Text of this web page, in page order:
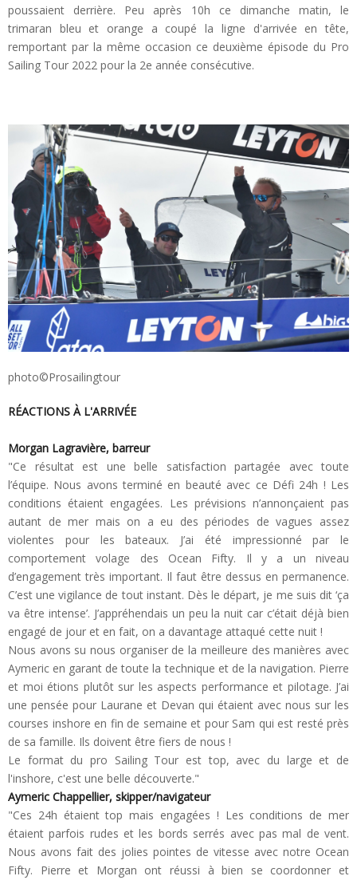
poussaient derrière. Peu après 10h ce dimanche matin, le
trimaran bleu et orange a coupé la ligne d'arrivée en tête,
remportant par la même occasion ce deuxième épisode du Pro
Sailing Tour 2022 pour la 2e année consécutive.
photo©Prosailingtour
RÉACTIONS À L'ARRIVÉE
Morgan Lagravière, barreur
"Ce résultat est une belle satisfaction partagée avec toute
l’équipe. Nous avons terminé en beauté avec ce Défi 24h ! Les
conditions étaient engagées. Les prévisions n’annonçaient pas
autant de mer mais on a eu des périodes de vagues assez
violentes pour les bateaux. J’ai été impressionné par le
comportement volage des Ocean Fifty. Il y a un niveau
d’engagement très important. Il faut être dessus en permanence.
C’est une vigilance de tout instant. Dès le départ, je me suis dit ‘ça
va être intense’. J’appréhendais un peu la nuit car c’était déjà bien
engagé de jour et en fait, on a davantage attaqué cette nuit !
Nous avons su nous organiser de la meilleure des manières avec
Aymeric en garant de toute la technique et de la navigation. Pierre
et moi étions plutôt sur les aspects performance et pilotage. J’ai
une pensée pour Laurane et Devan qui étaient avec nous sur les
courses inshore en fin de semaine et pour Sam qui est resté près
de sa famille. Ils doivent être fiers de nous !
Le format du pro Sailing Tour est top, avec du large et de
l'inshore, c'est une belle découverte."
Aymeric Chappellier, skipper/navigateur
"Ces 24h étaient top mais engagées ! Les conditions de mer
étaient parfois rudes et les bords serrés avec pas mal de vent.
Nous avons fait des jolies pointes de vitesse avec notre Ocean
Fifty. Pierre et Morgan ont réussi à bien se coordonner et